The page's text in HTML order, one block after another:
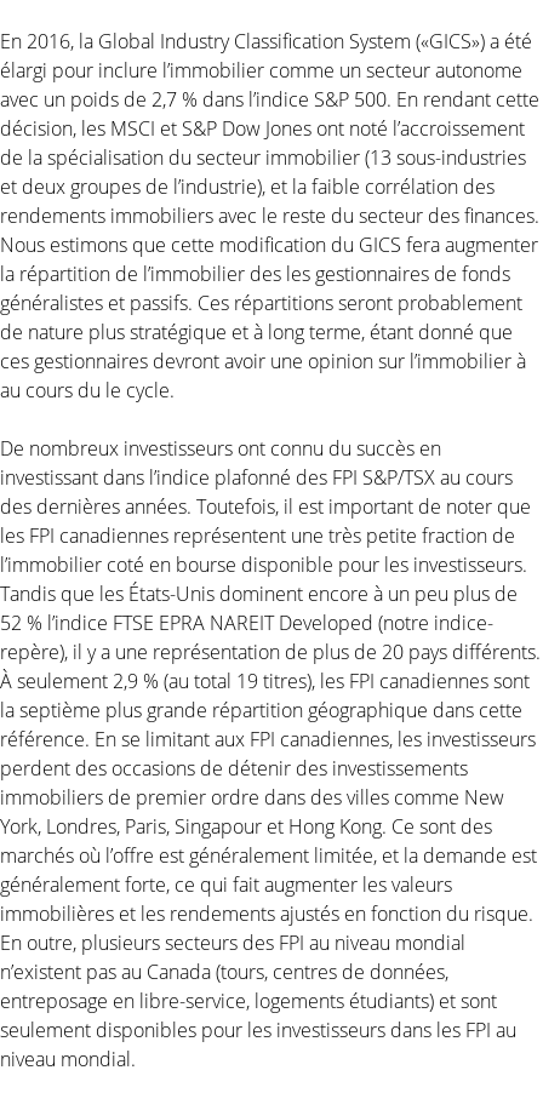
En 2016, la Global Industry Classification System («GICS») a été
élargi pour inclure l’immobilier comme un secteur autonome
avec un poids de 2,7 % dans l’indice S&P 500. En rendant cette
décision, les MSCI et S&P Dow Jones ont noté l’accroissement
de la spécialisation du secteur immobilier (13 sous-industries
et deux groupes de l’industrie), et la faible corrélation des
rendements immobiliers avec le reste du secteur des finances.
Nous estimons que cette modification du GICS fera augmenter
la répartition de l’immobilier des les gestionnaires de fonds
généralistes et passifs. Ces répartitions seront probablement
de nature plus stratégique et à long terme, étant donné que
ces gestionnaires devront avoir une opinion sur l’immobilier à
au cours du le cycle.
De nombreux investisseurs ont connu du succès en
investissant dans l’indice plafonné des FPI S&P/TSX au cours
des dernières années. Toutefois, il est important de noter que
les FPI canadiennes représentent une très petite fraction de
l’immobilier coté en bourse disponible pour les investisseurs.
Tandis que les États-Unis dominent encore à un peu plus de
52 % l’indice FTSE EPRA NAREIT Developed (notre indice-
repère), il y a une représentation de plus de 20 pays différents.
À seulement 2,9 % (au total 19 titres), les FPI canadiennes sont
la septième plus grande répartition géographique dans cette
référence. En se limitant aux FPI canadiennes, les investisseurs
perdent des occasions de détenir des investissements
immobiliers de premier ordre dans des villes comme New
York, Londres, Paris, Singapour et Hong Kong. Ce sont des
marchés où l’offre est généralement limitée, et la demande est
généralement forte, ce qui fait augmenter les valeurs
immobilières et les rendements ajustés en fonction du risque.
En outre, plusieurs secteurs des FPI au niveau mondial
n’existent pas au Canada (tours, centres de données,
entreposage en libre-service, logements étudiants) et sont
seulement disponibles pour les investisseurs dans les FPI au
niveau mondial.